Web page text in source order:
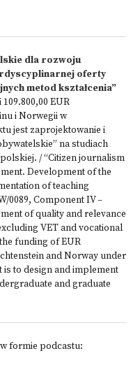
dla rozwoju
oferty
metod kształcenia”
EUR
i Norwegii w
jest zaprojektowanie i
na studiach
/ “Citizen journalism
Development of the
of teaching
0089, Component IV –
of quality and relevance
VET and vocational
funding of EUR
and Norway under
is to design and implement
and graduate
formie podcastu: